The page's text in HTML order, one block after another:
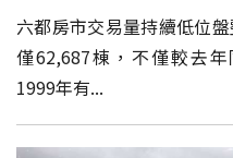
六都房市交易量持續低位
僅62,687棟，不僅較去
1999年有...